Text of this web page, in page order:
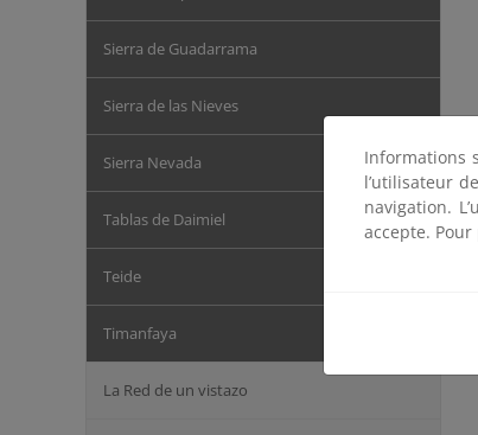
Sierra de Guadarrama
Sierra de las Nieves
Sierra Nevada
Tablas de Daimiel
Teide
Timanfaya
La Red de un vistazo
Informations
l’utilisateur
navigation.
accepte.